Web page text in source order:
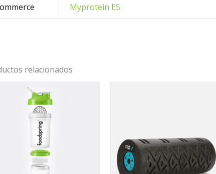
Myprotein ES
relacionados